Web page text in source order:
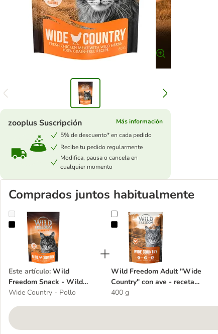
zooplus Suscripción
Más información
5% de descuento* en cada pedido
Recibe tu pedido regularmente
Modifica, pausa o cancela en
cualquier momento
Comprados juntos habitualmente
Wild Freedom Snack - Wild Bites 80 g (sin cereales)
Este artículo: Wild
Freedom Snack - Wild
Bites 80 g (sin cereales)
Wide Country - Pollo
Wild Freedom Adult "Wide
Wild Freedom Adult "Wide
Country" con ave - receta
sin cereales
400 g